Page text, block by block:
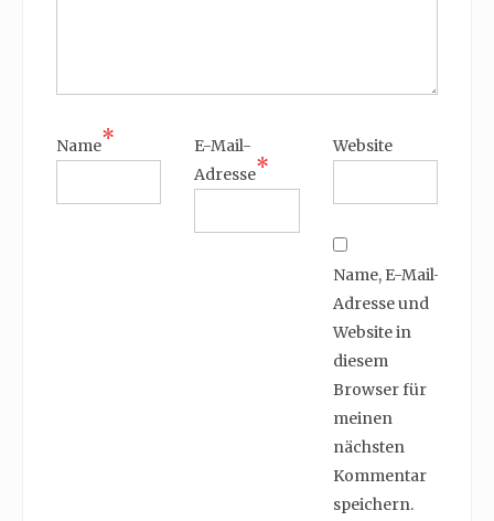
Name*
E-Mail-
Adresse*
Website
Name, E-Mail-
Adresse und
Website in
diesem
Browser für
meinen
nächsten
Kommentar
speichern.